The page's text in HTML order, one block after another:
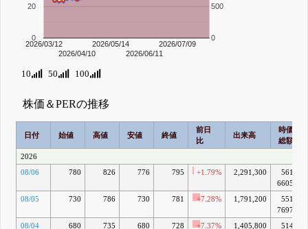
2026/03/12
2026/04/10
2026/05/14
2026/06/11
2026/07/09
0
20
0
500
10 50 100
株価＆PERの推移
日付 始値 高値 安値 終値
前日
比
出来高
時価
総額
2026
08/06
780 826 776 795 +1.79% 2,291,300
561億
6605万
08/05
730 786 730 781 +7.28% 1,791,200
551億
7697万
08/04
680 735 680 728 +7.37% 1,405,800
514億